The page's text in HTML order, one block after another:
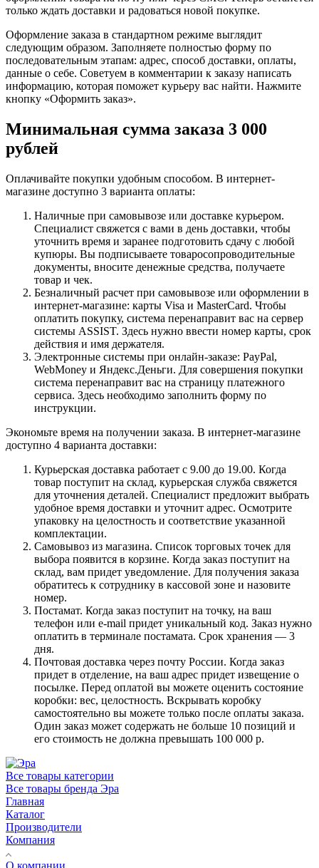
только ждать доставки и радоваться новой покупке.
Оформление заказа в стандартном режиме выглядит
следующим образом. Заполняете полностью форму по
последовательным этапам: адрес, способ доставки, оплаты,
данные о себе. Советуем в комментарии к заказу написать
информацию, которая поможет курьеру вас найти. Нажмите
кнопку «Оформить заказ».
Минимальная сумма заказа 3 000
рублей
Оплачивайте покупки удобным способом. В интернет-
магазине доступно 3 варианта оплаты:
Наличные при самовывозе или доставке курьером.
Специалист свяжется с вами в день доставки, чтобы
уточнить время и заранее подготовить сдачу с любой
купюры. Вы подписываете товаросопроводительные
документы, вносите денежные средства, получаете
товар и чек.
Безналичный расчет при самовывозе или оформлении в
интернет-магазине: карты Visa и MasterCard. Чтобы
оплатить покупку, система перенаправит вас на сервер
системы ASSIST. Здесь нужно ввести номер карты, срок
действия и имя держателя.
Электронные системы при онлайн-заказе: PayPal,
WebMoney и Яндекс.Деньги. Для совершения покупки
система перенаправит вас на страницу платежного
сервиса. Здесь необходимо заполнить форму по
инструкции.
Экономьте время на получении заказа. В интернет-магазине
доступно 4 варианта доставки:
Курьерская доставка работает с 9.00 до 19.00. Когда
товар поступит на склад, курьерская служба свяжется
для уточнения деталей. Специалист предложит выбрать
удобное время доставки и уточнит адрес. Осмотрите
упаковку на целостность и соответствие указанной
комплектации.
Самовывоз из магазина. Список торговых точек для
выбора появится в корзине. Когда заказ поступит на
склад, вам придет уведомление. Для получения заказа
обратитесь к сотруднику в кассовой зоне и назовите
номер.
Постамат. Когда заказ поступит на точку, на ваш
телефон или e-mail придет уникальный код. Заказ нужно
оплатить в терминале постамата. Срок хранения — 3
дня.
Почтовая доставка через почту России. Когда заказ
придет в отделение, на ваш адрес придет извещение о
посылке. Перед оплатой вы можете оценить состояние
коробки: вес, целостность. Вскрывать коробку
самостоятельно вы можете только после оплаты заказа.
Один заказ может содержать не больше 10 позиций и
его стоимость не должна превышать 100 000 р.
Все товары категории
Все товары бренда Эра
Главная
Каталог
Производители
Компания
О компании